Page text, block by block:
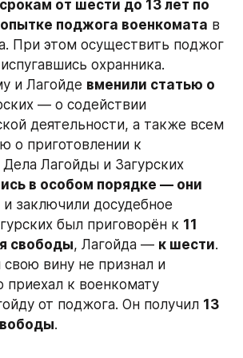
от шести до 13 лет по
поджога военкомата в
При этом осуществить поджог
охранника.
и Лагойде вменили статью о
— о содействии
деятельности, а также всем
о приготовлении к
в особом порядке — они
и заключили досудебное
был приговорён к 11
свободы, Лагойда — к шести.
свою вину не признал и
приехал к военкомату
от поджога. Он получил 13
.